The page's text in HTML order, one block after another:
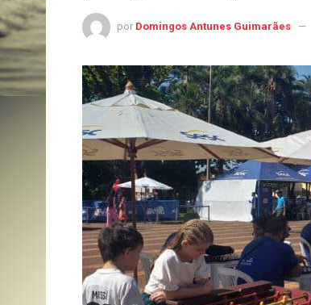
por Domingos Antunes Guimarães